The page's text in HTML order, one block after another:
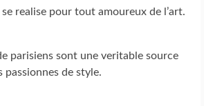
realise pour tout amoureux de l’art.
parisiens sont une veritable source
passionnes de style.